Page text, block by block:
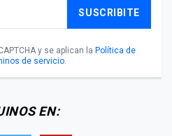
SUSCRIBITE
y se aplican la Política de
de servicio.
EN: